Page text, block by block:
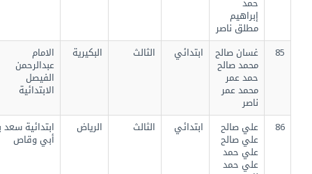
إبراهيم
مطلق ناصر
غسان صالح
محمد صالح
حمد عمر
محمد عمر
ابتدائي الثالث البكيرية الامام
عبدالرحمن
الفيصل
الابتدائية
علي صالح
علي صالح
علي حمد
علي حمد
ابتدائي الثالث الرياض ابتدائية سعد بن
أبي وقاص